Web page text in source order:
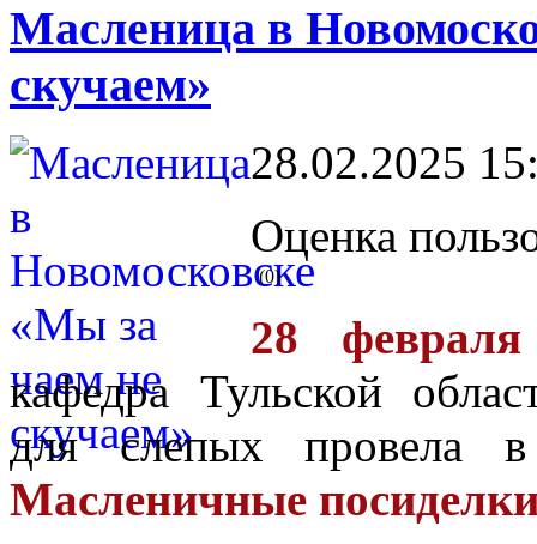
Масленица в
скучаем»
28.02.2025
Оценка
(0)
28
кафедра Тульской
для слепых провела
Масленичные